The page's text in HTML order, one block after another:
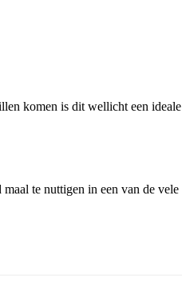
komen is dit wellicht een ideale
te nuttigen in een van de vele